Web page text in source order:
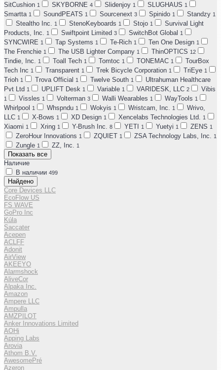
SitCushion 1 SKYBORNE 4 Slidenjoy 1 SLUGHAUS 1
Smartta 1 SoundPEATS 1 Sourcenext 3 Spinido 1 Standzy 1
Stealtho Inc. 1 StenoKeyboards 1 Stojo 1
Survival Light
Products, Inc. 1 Swiftpoint Limited 3 SwitchBot Global 1
SYNCWIRE 1 Tap Systems 1 Te-Rich 1 Ten One Design 1
The Frenchie 1 The USB Lighter Company 1 ThinOPTICS 12
Tindie, Inc. 1 Toall Tech 1 Tomtoc 1 TONEMAC 1
TourBox
Tech Inc 1 Transparent 1 Trek Bicycle Corporation 1 TriEye 1
Trioh 1 Trova Official 1 Twelve South 1
Ultrahuman Healthcare
Pvt Ltd 1 UPLIFT Desk 1 Variable 1 VARIDESK, LLC 2 Vibis
1 Vissles 1 Volterman 3 Walli Wearables 1 WayTools 1
Whirlpool 1 Whspndu 1 Wokyis 1 Wristcam, Inc. 1
Wrivo,
LLC 1 X-Bows 1 XD Design 1 Xencelabs Technologies Ltd. 1
Xiaomi 1 Xring 1 Y-Brush Inc. 8 YETI 1 Yuetyi 1 ZENS 1
ZeroHour Innovations 1 ZQUIET 1 ZSA Technology Labs, Inc. 1
Zungle 1 ZZ, Inc. 1
Показать все
Наличие
В наличии 499
Найдено
Core Devices LLC
EcoFlow US
FS WAVE
GoPro Inc
Kúla
Saccater
Acepen
ACLFF
Adonit
AirView
AKEEYO
Alarmshock
AliveCor
Alpaka Inc.
Amazon
Ampere LLC
Ampulla
AMZPILOT
Anker Innovations Limited
AOHi
Apping Labs
Arovia
Athom B.V.
AwesomePré
Azeron